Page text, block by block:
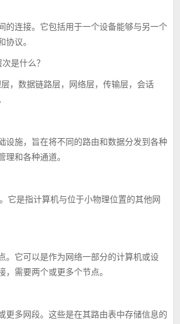
的连接。它包括用于一个设备能够与另一个
协议。
是什么？
，数据链路层，网络层，传输层，会话
设施，旨在将不同的路由和数据分发到各种
理和各种通道。
它是指计算机与位于小物理位置的其他网
。它可以是作为网络一部分的计算机或设
，需要两个或更多个节点。
更多网段。这些是在其路由表中存储信息的